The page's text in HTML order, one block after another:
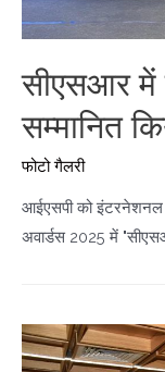
सीएसआर में
सम्मानित
फोटो गैलरी
आईएसपी को इंटरनेशनल
अवार्डस 2025 में